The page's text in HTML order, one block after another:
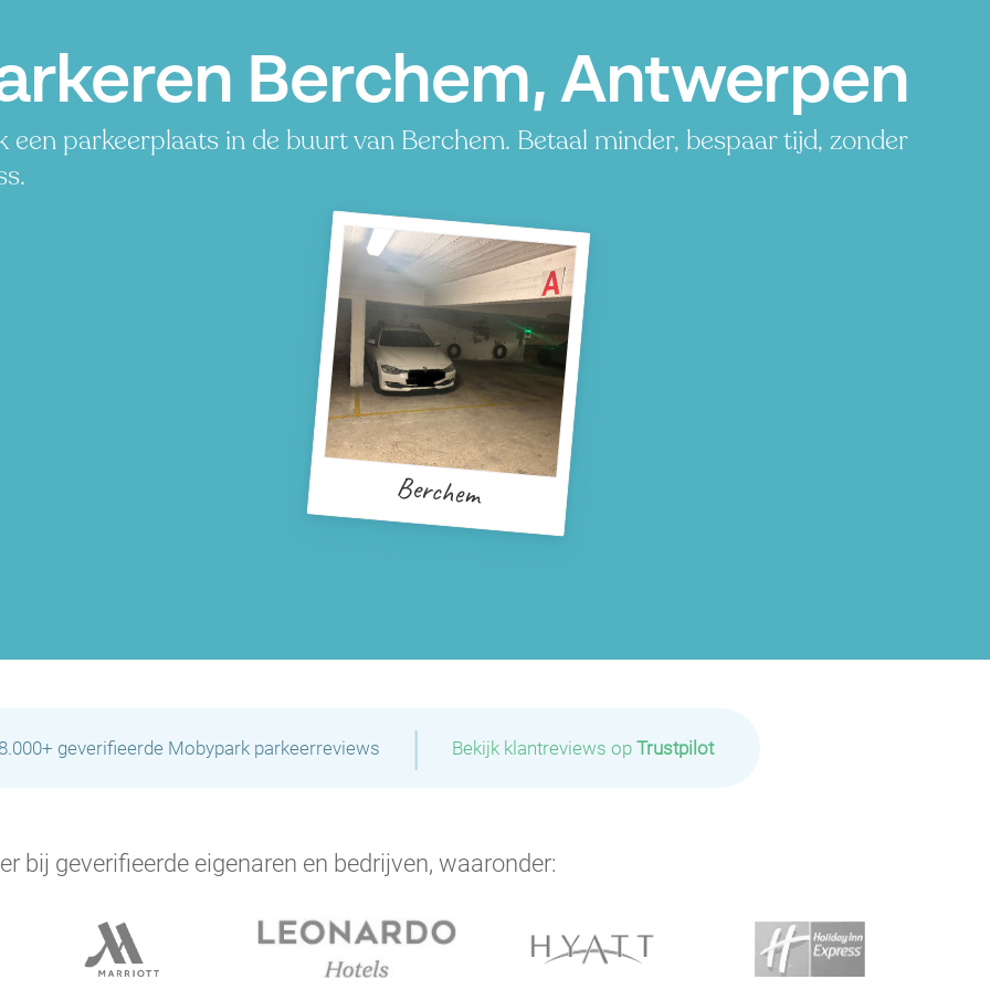
Berchem, Antwerpen
een parkeerplaats in de buurt van Berchem. Betaal minder, bespaar tijd, zonder
Berchem
geverifieerde Mobypark parkeerreviews | Bekijk klantreviews op Trustpilot
bij geverifieerde eigenaren en bedrijven, waaronder:
P
P
P